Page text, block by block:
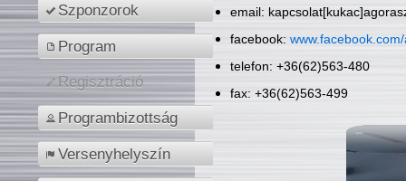
Szponzorok
Program
Regisztráció
Programbizottság
Versenyhelyszín
email:
facebook:
telefon: +36(62)563-480
fax: +36(62)563-499